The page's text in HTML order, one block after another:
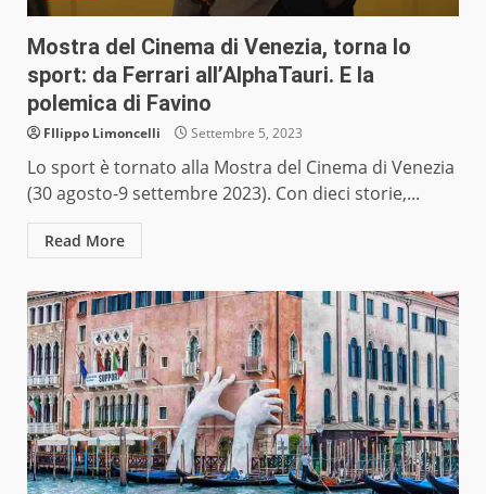
Mostra del Cinema di Venezia, torna lo
sport: da Ferrari all’AlphaTauri. E la
polemica di Favino
FIlippo Limoncelli Settembre 5, 2023
Lo sport è tornato alla Mostra del Cinema di Venezia
(30 agosto-9 settembre 2023). Con dieci storie,...
Read More